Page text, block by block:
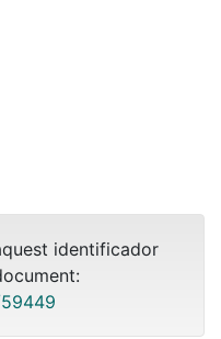
identificador